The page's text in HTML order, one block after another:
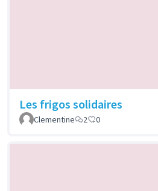
Les frigos solidaires
Clementine
2 0